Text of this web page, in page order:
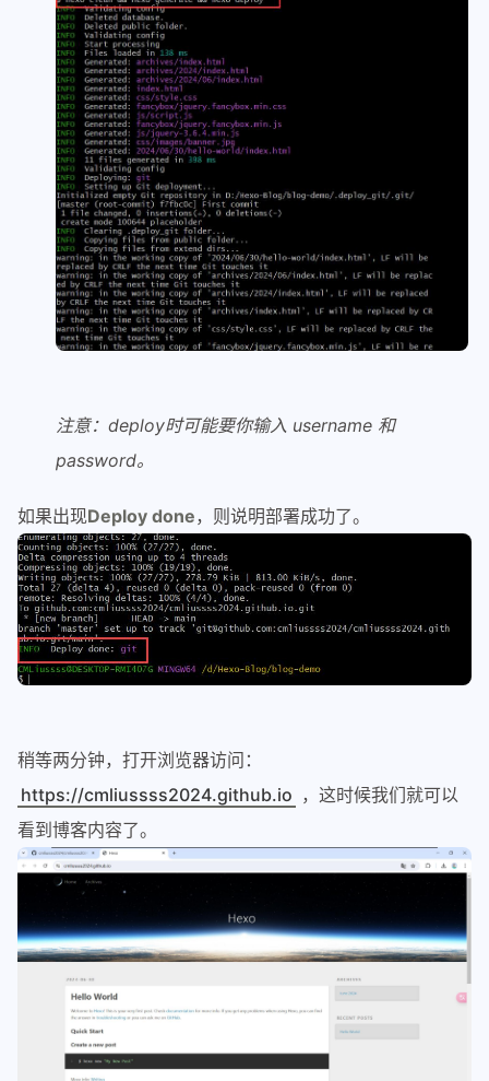
注意：deploy时可能要你输入 username 和
password。
如果出现Deploy done，则说明部署成功了。
稍等两分钟，打开浏览器访问：
https://cmliussss2024.github.io ，这时候我们就可以
看到博客内容了。